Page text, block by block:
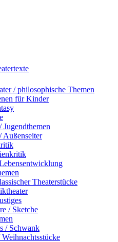
/ philosophische Themen
für Kinder
Jugendthemen
Außenseiter
Theaterstücke
/ Sketche
/ Schwank